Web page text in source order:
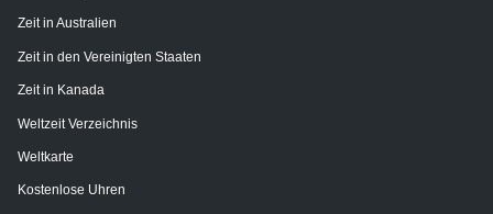
Zeit in Australien
Zeit in den Vereinigten Staaten
Zeit in Kanada
Weltzeit Verzeichnis
Weltkarte
Kostenlose Uhren